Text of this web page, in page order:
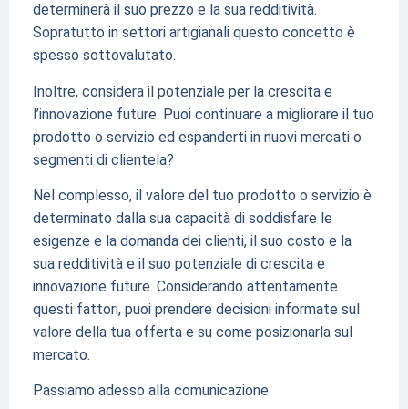
determinerà il suo prezzo e la sua redditività.
Sopratutto in settori artigianali questo concetto è
spesso sottovalutato.
Inoltre, considera il potenziale per la crescita e
l’innovazione future. Puoi continuare a migliorare il tuo
prodotto o servizio ed espanderti in nuovi mercati o
segmenti di clientela?
Nel complesso, il valore del tuo prodotto o servizio è
determinato dalla sua capacità di soddisfare le
esigenze e la domanda dei clienti, il suo costo e la
sua redditività e il suo potenziale di crescita e
innovazione future. Considerando attentamente
questi fattori, puoi prendere decisioni informate sul
valore della tua offerta e su come posizionarla sul
mercato.
Passiamo adesso alla comunicazione.